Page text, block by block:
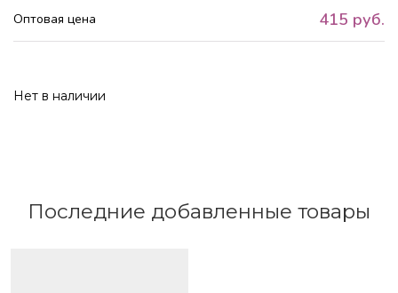
Оптовая цена 415 руб.
Нет в наличии
Последние добавленные товары